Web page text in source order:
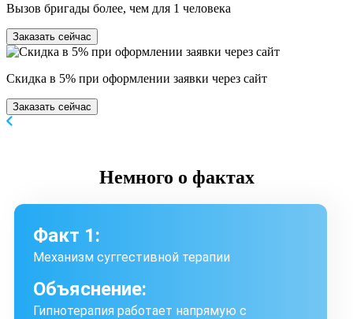
Вызов бригады более, чем для 1 человека
Заказать сейчас
Скидка в 5% при оформлении заявки через сайт
Заказать сейчас
Немного о фактах
Факт 1:
Механизм суггестивной терапии
Объяснение:
Гипнотерапия работает напрямую с